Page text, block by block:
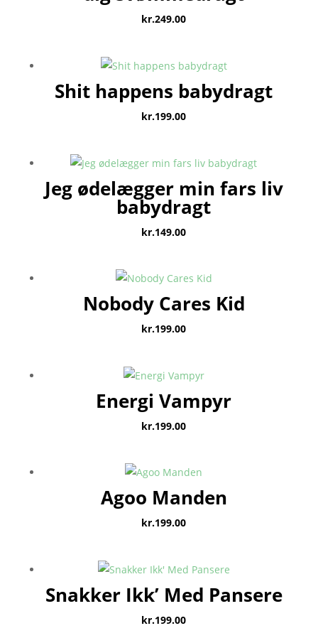
kr.249.00
Shit happens babydragt
kr.199.00
Jeg ødelægger min fars liv
babydragt
kr.149.00
Nobody Cares Kid
kr.199.00
Energi Vampyr
kr.199.00
Agoo Manden
kr.199.00
Snakker Ikk’ Med Pansere
kr.199.00